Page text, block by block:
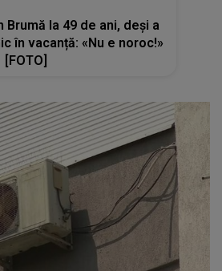
Brumă la 49 de ani, deși a
în vacanță: «Nu e noroc!»
[FOTO]